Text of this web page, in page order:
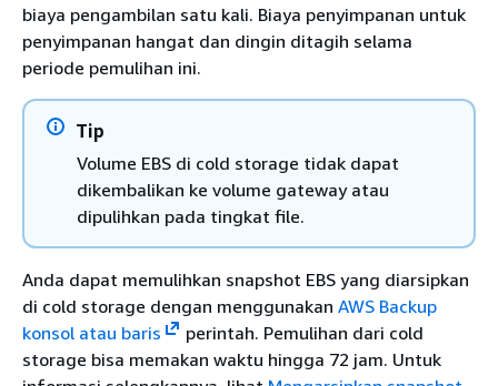
biaya pengambilan satu kali. Biaya penyimpanan untuk
penyimpanan hangat dan dingin ditagih selama
periode pemulihan ini.
Tip
Volume EBS di cold storage tidak dapat
dikembalikan ke volume gateway atau
dipulihkan pada tingkat file.
Anda dapat memulihkan snapshot EBS yang diarsipkan
di cold storage dengan menggunakan AWS Backup
konsol atau baris
perintah. Pemulihan dari cold
storage bisa memakan waktu hingga 72 jam. Untuk